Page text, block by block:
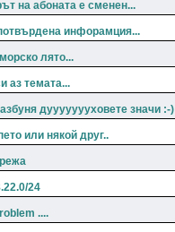
на абоната е сменен...
инфорамция...
лято...
аз темата...
дуууууууховете значи :-)
или някой друг..
24
....